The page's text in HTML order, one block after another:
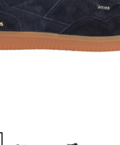
Sebago
Tommy Hilfiger